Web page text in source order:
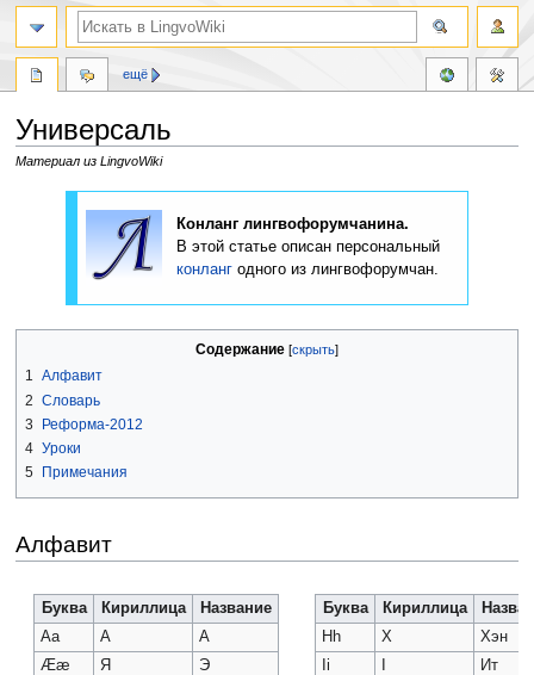
Универсаль
Материал из LingvoWiki
Конланг лингвофорумчанина.
В этой статье описан персональный
конланг одного из лингвофорумчан.
Содержание
1 Алфавит
2 Словарь
3
Реформа-2012
4 Уроки
5
Примечания
Алфавит
Буква Кириллица
Название
Aa
А
А
Ææ
Я
Э
Буква Кириллица
Hh
Х
Хэн
Ii
Ит
ещё